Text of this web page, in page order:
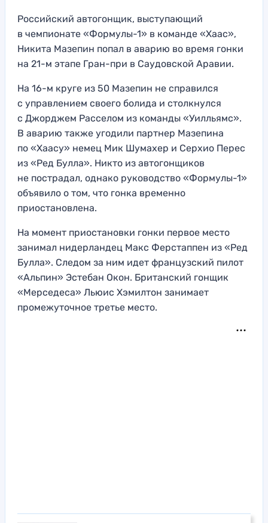
Российский автогонщик, выступающий
в чемпионате «Формулы-1» в команде «Хаас»,
Никита Мазепин попал в аварию во время гонки
на 21-м этапе Гран-при в Саудовской Аравии.
На 16-м круге из 50 Мазепин не справился
с управлением своего болида и столкнулся
с Джорджем Расселом из команды «Уилльямс».
В аварию также угодили партнер Мазепина
по «Хаасу» немец Мик Шумахер и Серхио Перес
из «Ред Булла». Никто из автогонщиков
не пострадал, однако руководство «Формулы-1»
объявило о том, что гонка временно
приостановлена.
На момент приостановки гонки первое место
занимал нидерландец Макс Ферстаппен из «Ред
Булла». Следом за ним идет французский пилот
«Альпин» Эстебан Окон. Британский гонщик
«Мерседеса» Льюис Хэмилтон занимает
промежуточное третье место.